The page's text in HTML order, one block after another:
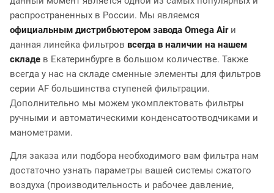
распространенных в России. Мы являемся
официальным дистрибьютером завода Omega Airи
данная линейка фильтров всегда в наличии на нашем
складе в Екатеринбурге в большом количестве. Также
всегда у нас на складе сменные элементы для фильтров
серии AF большинства ступеней фильтрации.
Дополнительно мы можем укомплектовать фильтры
ручными и автоматическими конденсатоотводчиками и
манометрами.
Для заказа или подбора необходимого вам фильтра нам
достаточно узнать параметры вашей системы сжатого
воздуха (производительность и рабочее давление,